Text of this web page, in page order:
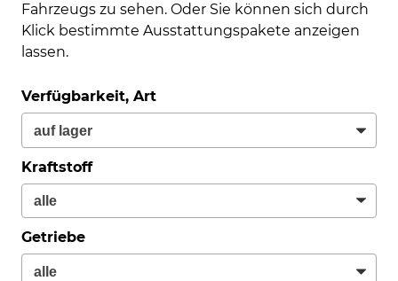
Fahrzeugs zu sehen. Oder Sie können sich durch
Klick bestimmte Ausstattungspakete anzeigen
lassen.
Verfügbarkeit, Art
Kraftstoff
Getriebe